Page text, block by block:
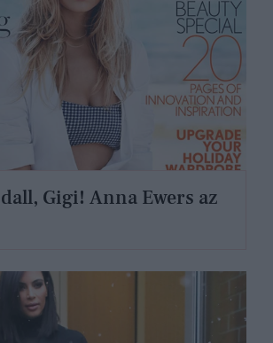
Gigi! Anna Ewers az